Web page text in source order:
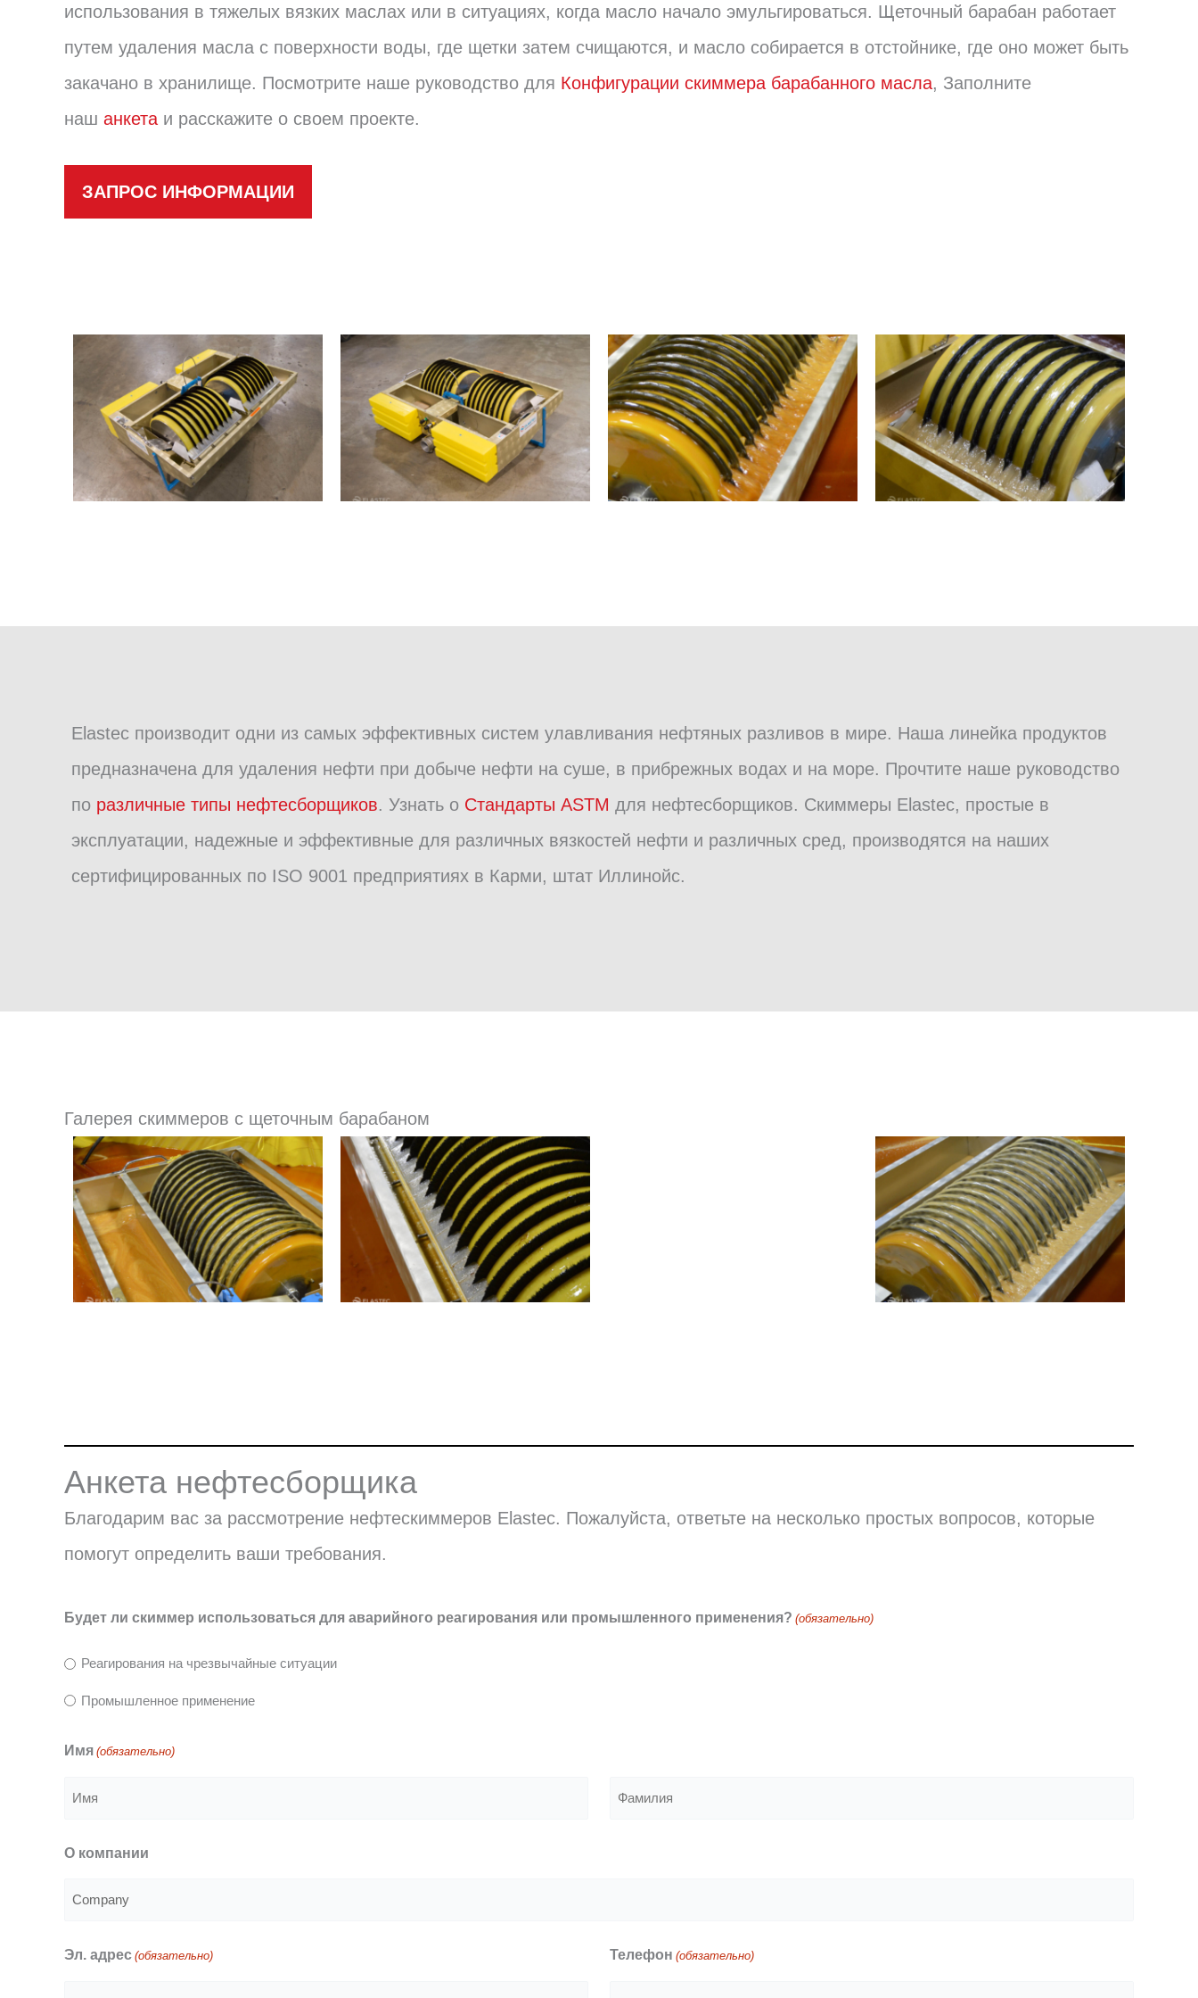
использования в тяжелых вязких маслах или в ситуациях, когда масло начало эмульгироваться. Щеточный барабан работает
путем удаления масла с поверхности воды, где щетки затем счищаются, и масло собирается в отстойнике, где оно может быть
закачано в хранилище. Посмотрите наше руководство для Конфигурации скиммера барабанного масла, Заполните
наш анкета и расскажите о своем проекте.
ЗАПРОС ИНФОРМАЦИИ
Elastec производит одни из самых эффективных систем улавливания нефтяных разливов в мире. Наша линейка продуктов
предназначена для удаления нефти при добыче нефти на суше, в прибрежных водах и на море. Прочтите наше руководство
по различные типы нефтесборщиков. Узнать о Стандарты ASTM для нефтесборщиков. Скиммеры Elastec, простые в
эксплуатации, надежные и эффективные для различных вязкостей нефти и различных сред, производятся на наших
сертифицированных по ISO 9001 предприятиях в Карми, штат Иллинойс.
Галерея скиммеров с щеточным барабаном
Анкета нефтесборщика
Благодарим вас за рассмотрение нефтескиммеров Elastec. Пожалуйста, ответьте на несколько простых вопросов, которые
помогут определить ваши требования.
Будет ли скиммер использоваться для аварийного реагирования или промышленного применения? (обязательно)
Реагирования на чрезвычайные ситуации
Промышленное применение
Имя (обязательно)
O компании
Эл. адрес (обязательно) Телефон (обязательно)